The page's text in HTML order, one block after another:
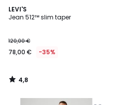
LEVI'S
Jean 512™ slim taper
120,00 €
78,00 € -35%
4,8
/ 5
4,8
/